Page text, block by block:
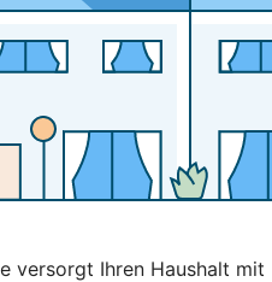
versorgt Ihren Haushalt mit